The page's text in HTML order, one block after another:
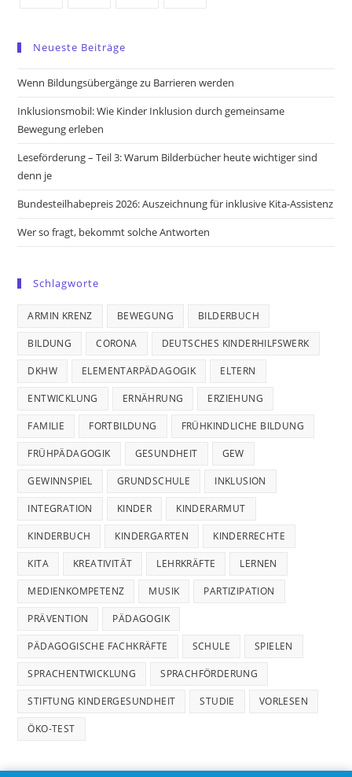
a
new
new
a
new
new
Neueste Beiträge
Wenn Bildungsübergänge zu Barrieren werden
Inklusionsmobil: Wie Kinder Inklusion durch gemeinsame
Bewegung erleben
Leseförderung – Teil 3: Warum Bilderbücher heute wichtiger sind
denn je
Bundesteilhabepreis 2026: Auszeichnung für inklusive Kita-Assistenz
Wer so fragt, bekommt solche Antworten
Schlagworte
ARMIN KRENZ BEWEGUNG BILDERBUCH
BILDUNG CORONA DEUTSCHES KINDERHILFSWERK
DKHW ELEMENTARPÄDAGOGIK ELTERN
ENTWICKLUNG ERNÄHRUNG ERZIEHUNG
FAMILIE FORTBILDUNG FRÜHKINDLICHE BILDUNG
FRÜHPÄDAGOGIK GESUNDHEIT GEW
GEWINNSPIEL GRUNDSCHULE INKLUSION
INTEGRATION KINDER KINDERARMUT
KINDERBUCH KINDERGARTEN KINDERRECHTE
KITA KREATIVITÄT LEHRKRÄFTE LERNEN
MEDIENKOMPETENZ MUSIK PARTIZIPATION
PRÄVENTION PÄDAGOGIK
PÄDAGOGISCHE FACHKRÄFTE SCHULE SPIELEN
SPRACHENTWICKLUNG SPRACHFÖRDERUNG
STIFTUNG KINDERGESUNDHEIT STUDIE VORLESEN
ÖKO-TEST